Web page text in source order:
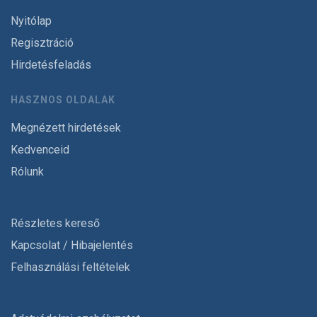
Nyitólap
Regisztráció
Hirdetésfeladás
HASZNOS OLDALAK
Megnézett hirdetések
Kedvenceid
Rólunk
Részletes kereső
Kapcsolat / Hibajelentés
Felhasználási feltételek